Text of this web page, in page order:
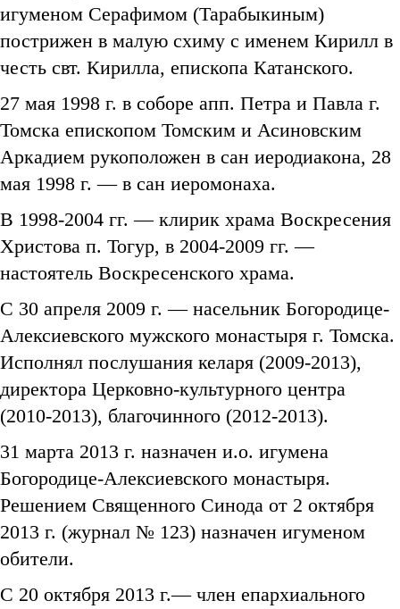
игуменом Серафимом (Тарабыкиным)
пострижен в малую схиму с именем Кирилл в
честь свт. Кирилла, епископа Катанского.
27 мая 1998 г. в соборе апп. Петра и Павла г.
Томска епископом Томским и Асиновским
Аркадием рукоположен в сан иеродиакона, 28
мая 1998 г. — в сан иеромонаха.
В 1998-2004 гг. — клирик храма Воскресения
Христова п. Тогур, в 2004-2009 гг. —
настоятель Воскресенского храма.
С 30 апреля 2009 г. — насельник Богородице-
Алексиевского мужского монастыря г. Томска.
Исполнял послушания келаря (2009-2013),
директора Церковно-культурного центра
(2010-2013), благочинного (2012-2013).
31 марта 2013 г. назначен и.о. игумена
Богородице-Алексиевского монастыря.
Решением Священного Синода от 2 октября
2013 г. (журнал № 123) назначен игуменом
обители.
С 20 октября 2013 г.— член епархиального